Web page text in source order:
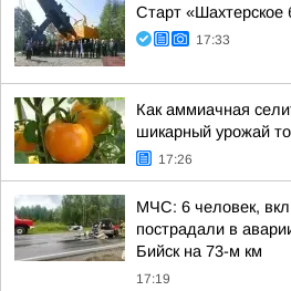
Старт «Шахтерское
17:33
Как аммиачная
шикарный урожай
17:26
МЧС: 6 человек,
пострадали в
Бийск на 73-м км
17:19